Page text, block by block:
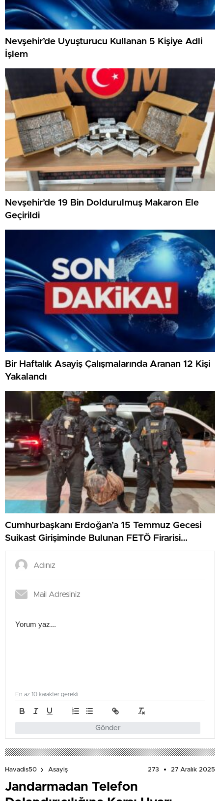
Nevşehir’de Uyuşturucu Kullanan 5 Kişiye Adli
İşlem
Nevşehir’de 19 Bin Doldurulmuş Makaron Ele
Geçirildi
Bir Haftalık Asayiş Çalışmalarında Aranan 12 Kişi
Yakalandı
Cumhurbaşkanı Erdoğan’a 15 Temmuz Gecesi
Suikast Girişiminde Bulunan FETÖ Firarisi
Yakalandı
Gönder
En az 10 karakter gerekli
Havadis50 Asayiş 273 27 Aralık 2025
Jandarmadan Telefon